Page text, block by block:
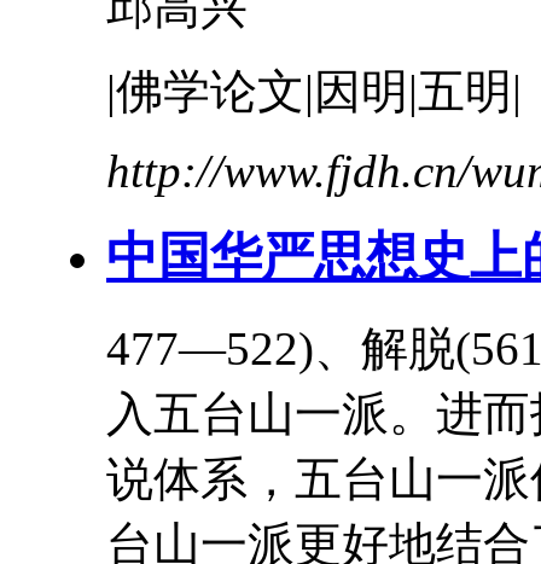
|佛学论文|因明|五明|
http://www.fjdh.cn/
中国华严思想史上
477—522)、解脱
入五台山一派。进
说体系，五台山一
台山一派更好地结